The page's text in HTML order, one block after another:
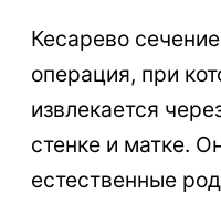
Кесарево
операция, при
извлекается
стенке и матке.
естественные